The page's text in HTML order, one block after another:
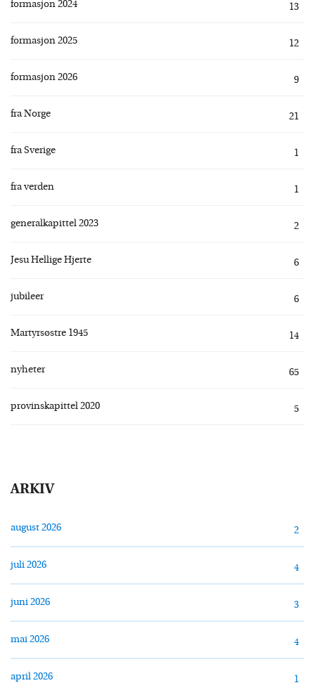
formasjon 2024 13
formasjon 2025 12
formasjon 2026 9
fra Norge 21
fra Sverige 1
fra verden 1
generalkapittel 2023 2
Jesu Hellige Hjerte 6
jubileer 6
Martyrsøstre 1945 14
nyheter 65
provinskapittel 2020 5
ARKIV
august 2026 2
juli 2026 4
juni 2026 3
mai 2026 4
april 2026 1